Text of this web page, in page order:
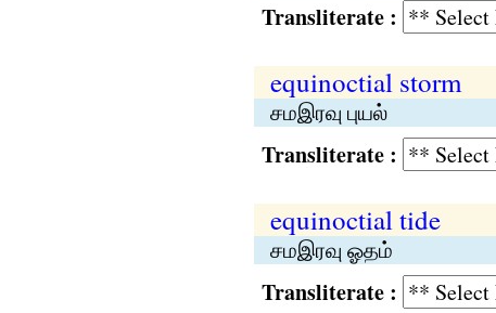
Transliterate :
equinoctial storm
சமஇரவு புயல்
Transliterate :
equinoctial tide
சமஇரவு ஓதம்
Transliterate :